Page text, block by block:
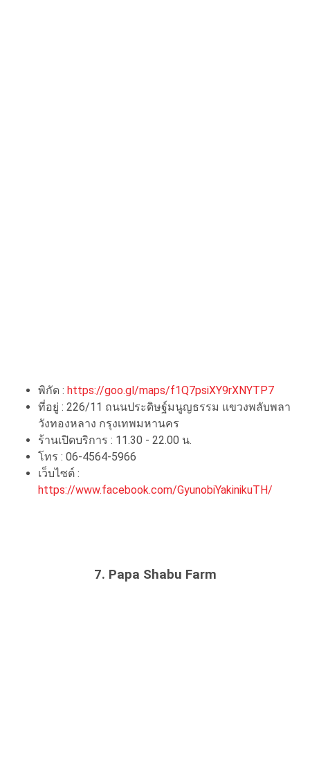
พิกัด : https://goo.gl/maps/f1Q7psiXY9rXNYTP7
ที่อยู่ : 226/11 ถนนประดิษฐ์มนูญธรรม เเขวงพลับพลา
วังทองหลาง กรุงเทพมหานคร
ร้านเปิดบริการ : 11.30 - 22.00 น.
โทร : 06-4564-5966
เว็บไซต์ :
https://www.facebook.com/GyunobiYakinikuTH/
7. Papa Shabu Farm